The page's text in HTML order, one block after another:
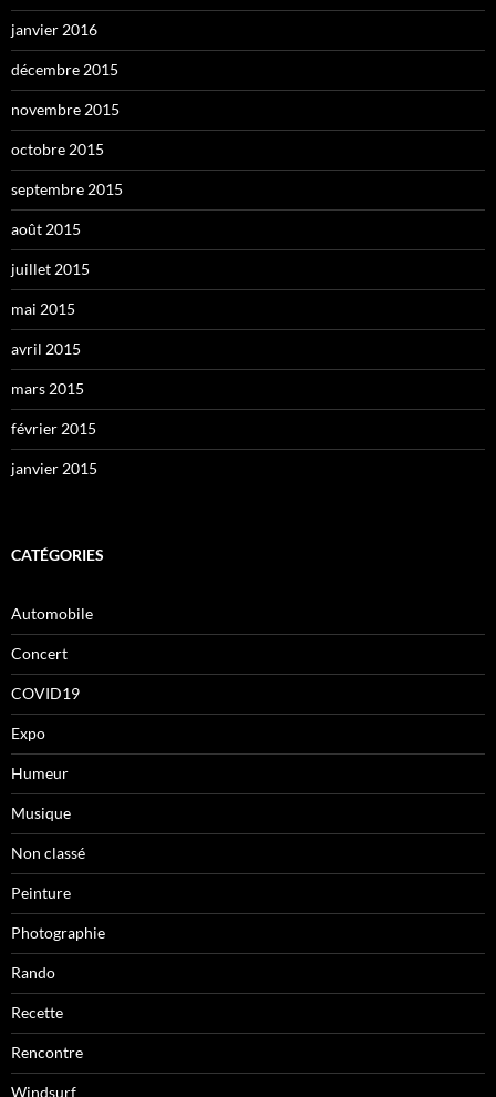
janvier 2016
décembre 2015
novembre 2015
octobre 2015
septembre 2015
août 2015
juillet 2015
mai 2015
avril 2015
mars 2015
février 2015
janvier 2015
CATÉGORIES
Automobile
Concert
COVID19
Expo
Humeur
Musique
Non classé
Peinture
Photographie
Rando
Recette
Rencontre
Windsurf